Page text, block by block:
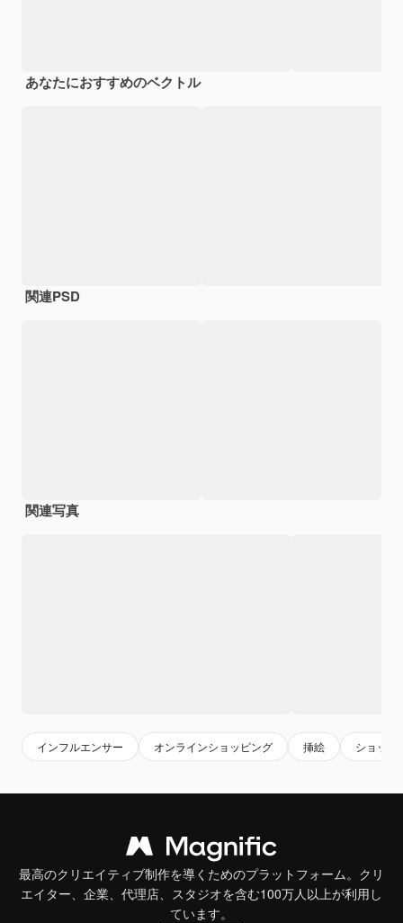
あなたにおすすめのベクトル
関連PSD
関連写真
インフルエンサー オンラインショッピング 挿絵 ショッピ
最高のクリエイティブ制作を導くためのプラットフォーム。クリ
エイター、企業、代理店、スタジオを含む100万人以上が利用し
ています。